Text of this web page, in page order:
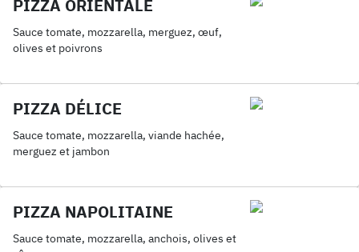
PIZZA ORIENTALE
Sauce tomate, mozzarella, merguez, œuf,
olives et poivrons
PIZZA DÉLICE
Sauce tomate, mozzarella, viande hachée,
merguez et jambon
PIZZA NAPOLITAINE
Sauce tomate, mozzarella, anchois, olives et